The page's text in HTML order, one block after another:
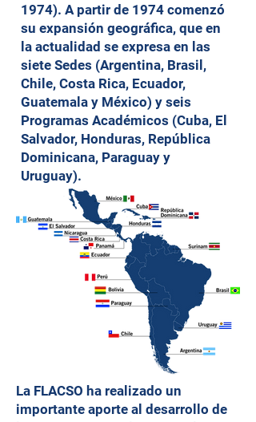
1974). A partir de 1974 comenzó
su expansión geográfica, que en
la actualidad se expresa en las
siete Sedes (Argentina, Brasil,
Chile, Costa Rica, Ecuador,
Guatemala y México) y seis
Programas Académicos (Cuba, El
Salvador, Honduras, República
Dominicana, Paraguay y
Uruguay).
La FLACSO ha realizado un
importante aporte al desarrollo de